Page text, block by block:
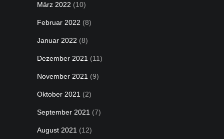
März 2022 (10)
Februar 2022 (8)
Januar 2022 (8)
Dezember 2021 (11)
November 2021 (9)
Oktober 2021 (2)
September 2021 (7)
August 2021 (12)